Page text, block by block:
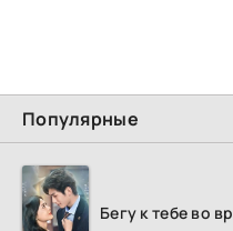
Популярные
Бегу к тебе во